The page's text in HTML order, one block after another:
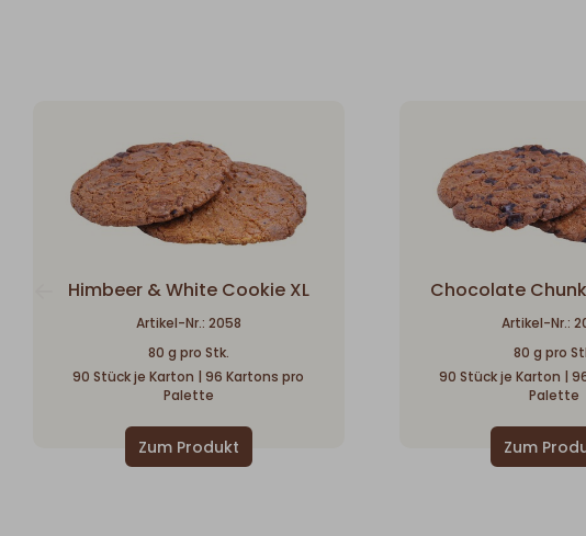
Himbeer & White Cookie XL
Artikel-Nr.: 2058
80 g pro Stk.
90 Stück je Karton | 96 Kartons pro
Palette
Chocolate
Artikel-Nr.:
80 g pro
90 Stück je Karton |
Palette